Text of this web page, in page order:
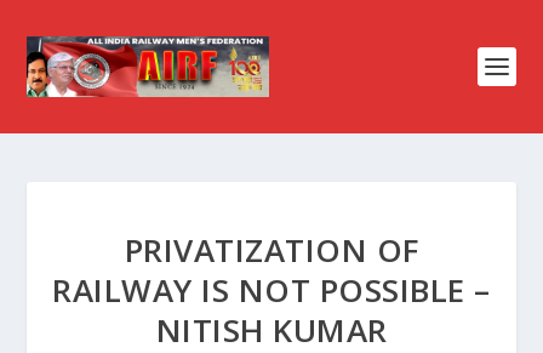
PRIVATIZATION OF
RAILWAY IS NOT POSSIBLE –
NITISH KUMAR